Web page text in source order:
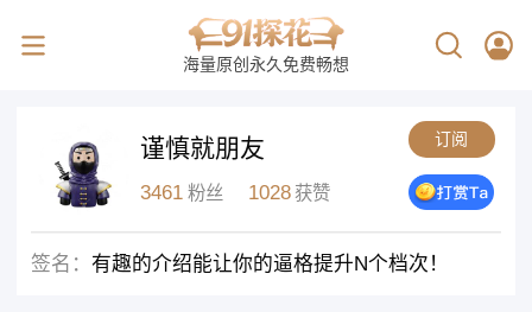
海量原创永久免费畅想
谨慎就朋友 订阅
3461 粉丝 1028 获赞
签名： 有趣的介绍能让你的逼格提升N个档次！